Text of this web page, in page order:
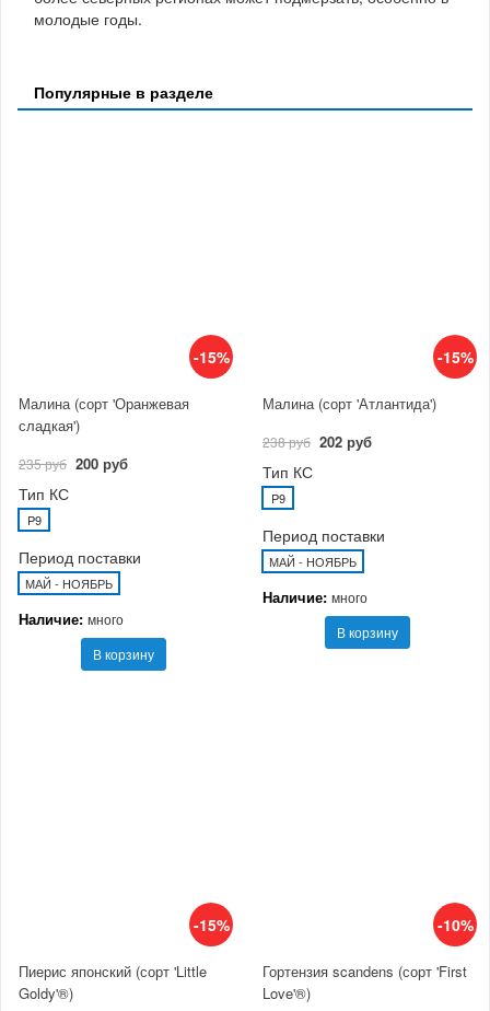
молодые годы.
Популярные в разделе
-15%
Малина (сорт 'Оранжевая
сладкая')
235 руб 200 руб
Тип КС
P9
Период поставки
МАЙ - НОЯБРЬ
Наличие: много
В корзину
-15%
Малина (сорт 'Атлантида')
238 руб 202 руб
Тип КС
P9
Период поставки
МАЙ - НОЯБРЬ
Наличие: много
В корзину
-15%
Пиерис японский (сорт 'Little
Goldy'®)
-10%
Гортензия scandens (сорт 'First
Love'®)